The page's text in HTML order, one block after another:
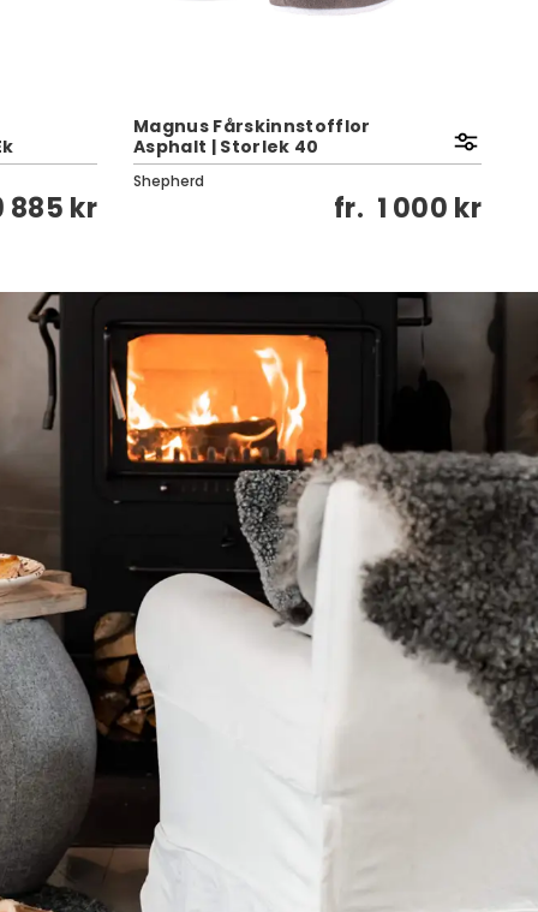
885 kr
Magnus Fårskinnstofflor
Asphalt | Storlek 40
Shepherd
fr. 1 000 kr